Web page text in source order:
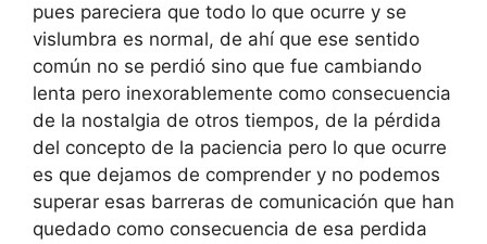
pues pareciera que todo lo que ocurre y se
vislumbra es normal, de ahí que ese sentido
común no se perdió sino que fue cambiando
lenta pero inexorablemente como consecuencia
de la nostalgia de otros tiempos, de la pérdida
del concepto de la paciencia pero lo que ocurre
es que dejamos de comprender y no podemos
superar esas barreras de comunicación que han
quedado como consecuencia de esa perdida